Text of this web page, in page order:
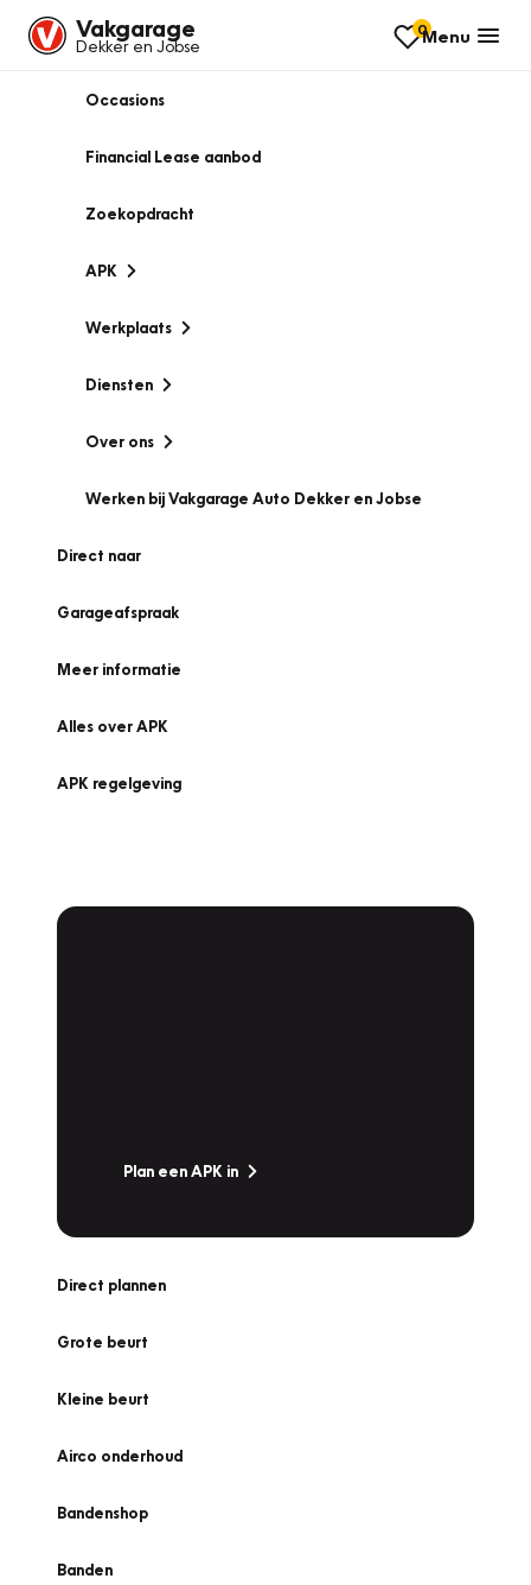
Vakgarage
Dekker en Jobse
0Menu
Occasions
Financial Lease aanbod
Zoekopdracht
APK
Werkplaats
Diensten
Over ons
Werken bij Vakgarage Auto Dekker en Jobse
Direct naar
Garageafspraak
Meer informatie
Alles over APK
APK regelgeving
Plan een APK in
Direct plannen
Grote beurt
Kleine beurt
Airco onderhoud
Bandenshop
Banden